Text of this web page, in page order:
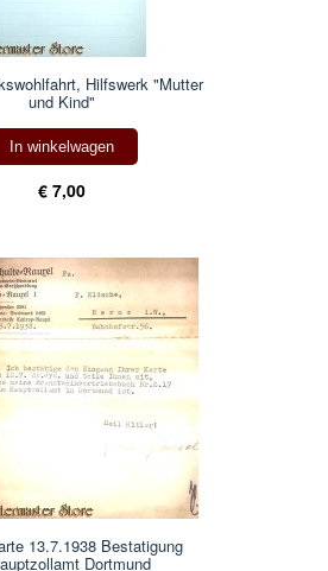
Hilfswerk "Mutter
und Kind"
In winkelwagen
€ 7,00
13.7.1938 Bestatigung
Dortmund